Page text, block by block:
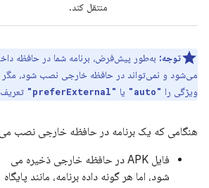
منتقل کند.
توجه: به‌طور پیش‌فرض، برنامه شما در حافظه
می‌شود و نمی‌تواند در حافظه خارجی نصب شود، مگر
ویژگی را "auto" یا "preferExternal"
هنگامی که یک برنامه در حافظه خارجی نصب
فایل APK در حافظه خارجی ذخیره می
شود، اما هر گونه داده برنامه، مانند پایگاه